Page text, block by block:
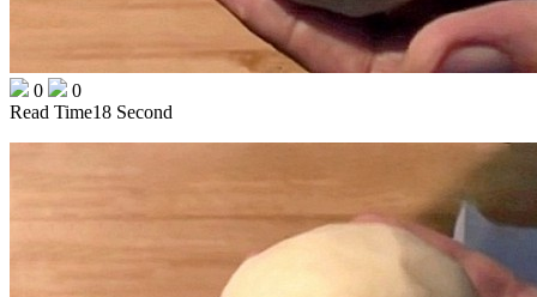
0
0
Read Time18 Second